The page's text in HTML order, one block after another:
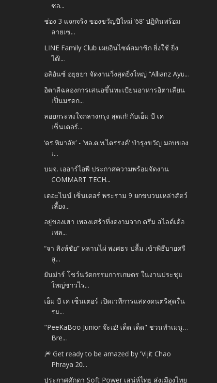
ซอ...
ช่อง 3 แจกจริง ของขวัญปีใหม่ ‘68’ ปฏิทินพร้อม
ลายเซ...
LINE Family Club เผยอินไซต์สมาชิก ยิ่งใช้ ยิ่ง
ได้!...
อลิอันซ์ อยุธยา จัดงานวิ่งสุดยิ่งใหญ่ “Allianz Ayu...
อิตาลีฉลองการเสนอขึ้นทะเบียนอาหารอิตาเลียน
เป็นมรดก...
ลอยกระทงใจกลางกรุง สุดเก๋! กับเอ็ม บี เค
เซ็นเตอร์...
‘ดร.หิมาลัย’ - ’พล.ต.ท.ไตรรงค์‘ บำรุงขวัญ มอบของ
เ...
บมจ. เออาร์ไอพี ประกาศความพร้อมจัดงาน
COMMART TECH...
เดอะไนน์ เซ็นเตอร์ พระราม 9 ยกขบวนเหล่าสัตว์
เลี้ยง...
อยู่ของเฮา เพลงเศร้าที่งดงามจาก ดรีม สไลด์เด้อ
เพล...
“จา สิงห์ชัย” หลานไผ่ พงศธร ปลื้ม เข้าพิธีบายศรี
สู...
ยันม่าร์ โชว์นวัตกรรมการเกษตร ในงานประชุม
ใหญ่ชาวไร...
เอ็ม บี เค เซ็นเตอร์ เปิดเวทีการแสดงดนตรีสุดรื่น
รม...
"PeeKaBoo Junior จ๊ะเอ๋! เด็ด เด็ด" ชวนทำเมนู…
Bre...
🎆 Get ready to be amazed by 'Vijit Chao
Phraya 20...
ประกาศศักดา Soft Power เสน่ห์ไทย ส่งเมืองไทย